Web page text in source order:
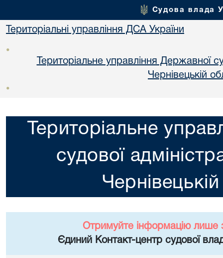
Судова влада
Територіальні управління ДСА України
•
Територіальне управління Державної
Чернiвецькій
•
Територіальне
судової
Отримуйте інформацію лише
Єдиний Контакт-центр судової